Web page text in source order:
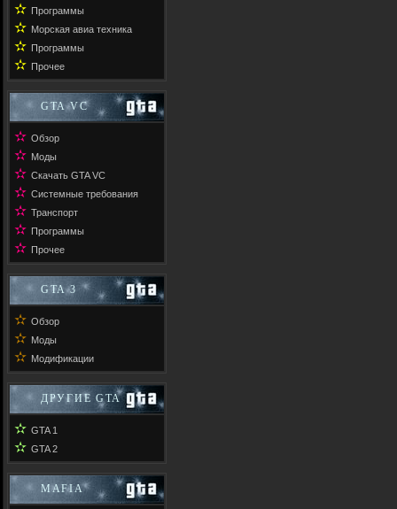
✫ Программы
✫ Морская авиа техника
✫ Программы
✫ Прочее
GTA VC
✫ Обзор
✫ Моды
✫ Скачать GTA VC
✫ Системные требования
✫ Транспорт
✫ Программы
✫ Прочее
GTA 3
✫ Обзор
✫ Моды
✫ Модификации
ДРУГИЕ GTA
✫ GTA 1
✫ GTA 2
MAFIA